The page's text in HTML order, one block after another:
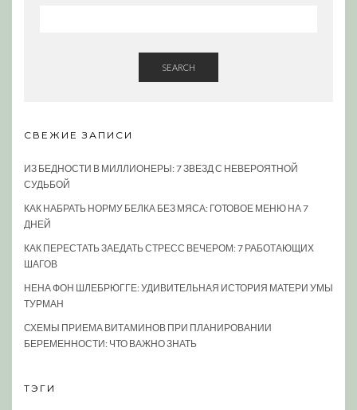
SEARCH
СВЕЖИЕ ЗАПИСИ
ИЗ БЕДНОСТИ В МИЛЛИОНЕРЫ: 7 ЗВЕЗД С НЕВЕРОЯТНОЙ
СУДЬБОЙ
КАК НАБРАТЬ НОРМУ БЕЛКА БЕЗ МЯСА: ГОТОВОЕ МЕНЮ НА 7
ДНЕЙ
КАК ПЕРЕСТАТЬ ЗАЕДАТЬ СТРЕСС ВЕЧЕРОМ: 7 РАБОТАЮЩИХ
ШАГОВ
НЕНА ФОН ШЛЕБРЮГГЕ: УДИВИТЕЛЬНАЯ ИСТОРИЯ МАТЕРИ УМЫ
ТУРМАН
СХЕМЫ ПРИЕМА ВИТАМИНОВ ПРИ ПЛАНИРОВАНИИ
БЕРЕМЕННОСТИ: ЧТО ВАЖНО ЗНАТЬ
ТЭГИ